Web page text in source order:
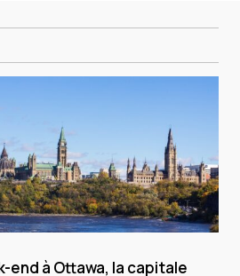
end à Ottawa, la capitale